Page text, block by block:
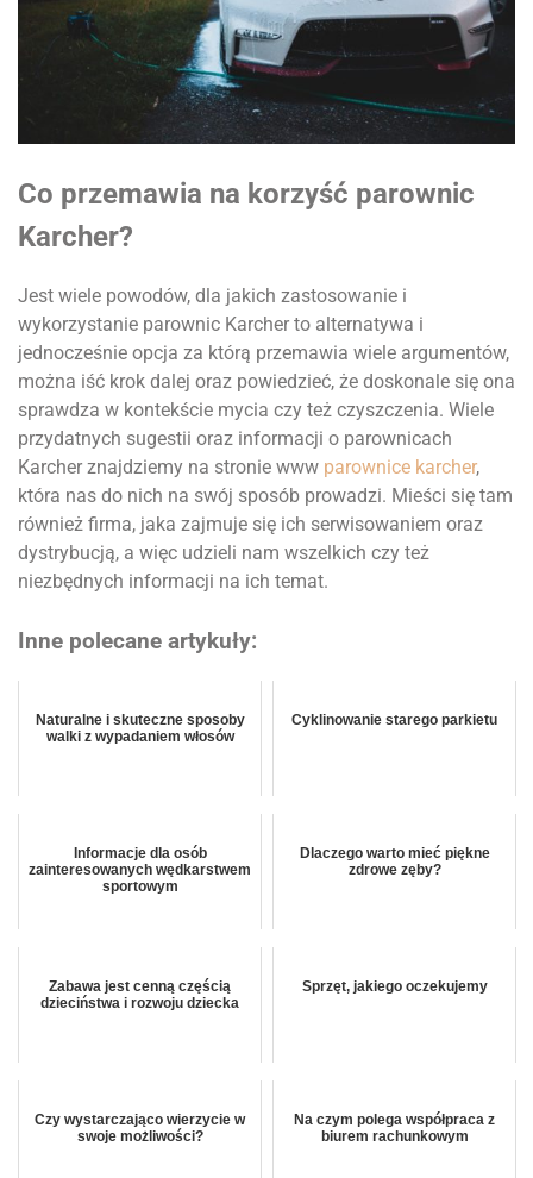
Co przemawia na korzyść parownic
Karcher?
Jest wiele powodów, dla jakich zastosowanie i
wykorzystanie parownic Karcher to alternatywa i
jednocześnie opcja za którą przemawia wiele argumentów,
można iść krok dalej oraz powiedzieć, że doskonale się ona
sprawdza w kontekście mycia czy też czyszczenia. Wiele
przydatnych sugestii oraz informacji o parownicach
Karcher znajdziemy na stronie www parownice karcher,
która nas do nich na swój sposób prowadzi. Mieści się tam
również firma, jaka zajmuje się ich serwisowaniem oraz
dystrybucją, a więc udzieli nam wszelkich czy też
niezbędnych informacji na ich temat.
Inne polecane artykuły:
Naturalne i skuteczne sposoby
walki z wypadaniem włosów
Cyklinowanie starego parkietu
Informacje dla osób
zainteresowanych wędkarstwem
sportowym
Dlaczego warto mieć piękne
zdrowe zęby?
Zabawa jest cenną częścią
dzieciństwa i rozwoju dziecka
Sprzęt, jakiego oczekujemy
Czy wystarczająco wierzycie w
swoje możliwości?
Na czym polega współpraca z
biurem rachunkowym